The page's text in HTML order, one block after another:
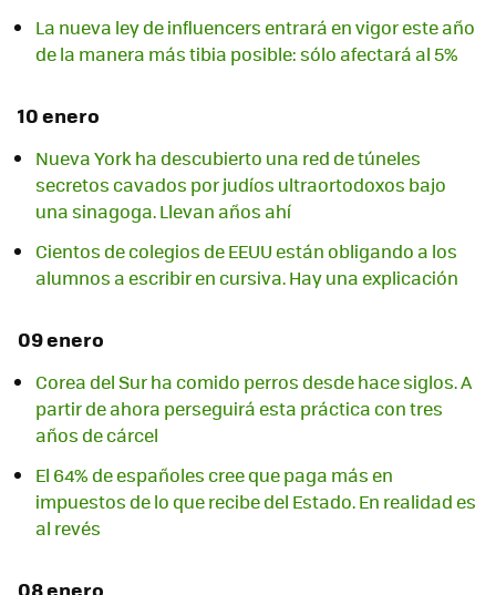
La nueva ley de influencers entrará en vigor este año
de la manera más tibia posible: sólo afectará al 5%
10 enero
Nueva York ha descubierto una red de túneles
secretos cavados por judíos ultraortodoxos bajo
una sinagoga. Llevan años ahí
Cientos de colegios de EEUU están obligando a los
alumnos a escribir en cursiva. Hay una explicación
09 enero
Corea del Sur ha comido perros desde hace siglos. A
partir de ahora perseguirá esta práctica con tres
años de cárcel
El 64% de españoles cree que paga más en
impuestos de lo que recibe del Estado. En realidad es
al revés